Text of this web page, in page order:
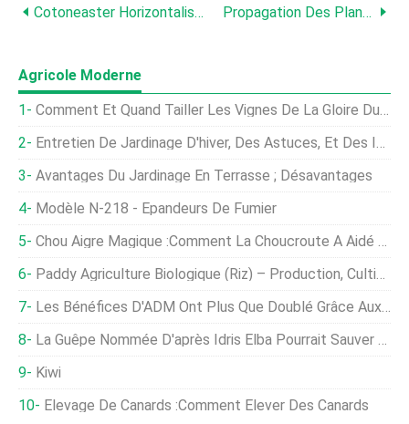
Cotoneaster Horizontalis :Beaux Baies &Feuillage Propagation Des Plantes De Prière :multiplier Vos Marantas
Agricole Moderne
Comment Et Quand Tailler Les Vignes De La Gloire Du Matin
Entretien De Jardinage D'hiver, Des Astuces, Et Des Idées
Avantages Du Jardinage En Terrasse ; Désavantages
Modèle N-218 - Épandeurs De Fumier
Chou Aigre Magique :comment La Choucroute A Aidé À Sauver L'ère De La Voile
Paddy Agriculture Biologique (Riz) – Production, Cultivation
Les Bénéfices D'ADM Ont Plus Que Doublé Grâce Aux Fortes Marges De Trituration Et À La Demande D'huile Végétale
La Guêpe Nommée D'après Idris Elba Pourrait Sauver Le Brocoli D'un Insecte Envahissant
Kiwi
Élevage De Canards :comment Élever Des Canards